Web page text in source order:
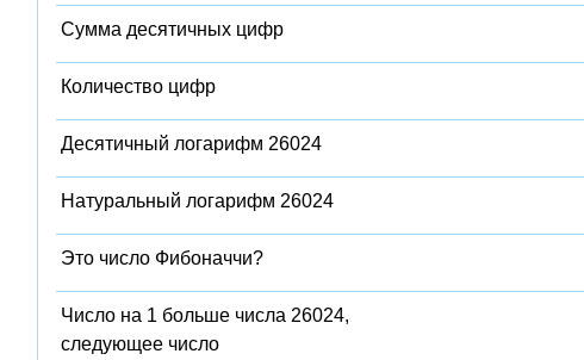
Сумма десятичных цифр
Количество цифр
Десятичный логарифм 26024
Натуральный логарифм 26024
Это число Фибоначчи?
Число на 1 больше числа 26024,
следующее число